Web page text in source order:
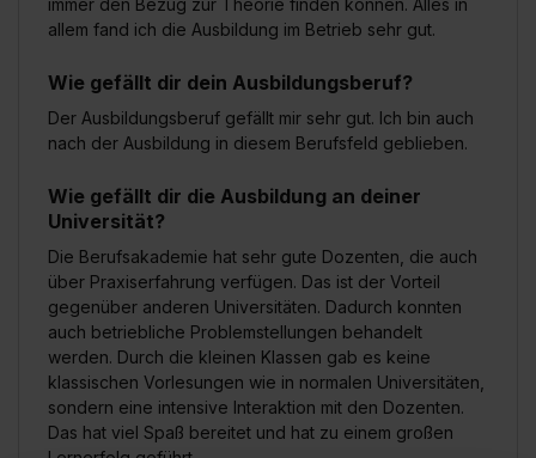
allem fand ich die Ausbildung im Betrieb sehr gut.
Wie gefällt dir dein Ausbildungsberuf?
Der Ausbildungsberuf gefällt mir sehr gut. Ich bin auch
nach der Ausbildung in diesem Berufsfeld geblieben.
Wie gefällt dir die Ausbildung an deiner
Universität?
Die Berufsakademie hat sehr gute Dozenten, die auch
über Praxiserfahrung verfügen. Das ist der Vorteil
gegenüber anderen Universitäten. Dadurch konnten
auch betriebliche Problemstellungen behandelt
werden. Durch die kleinen Klassen gab es keine
klassischen Vorlesungen wie in normalen Universitäten,
sondern eine intensive Interaktion mit den Dozenten.
Das hat viel Spaß bereitet und hat zu einem großen